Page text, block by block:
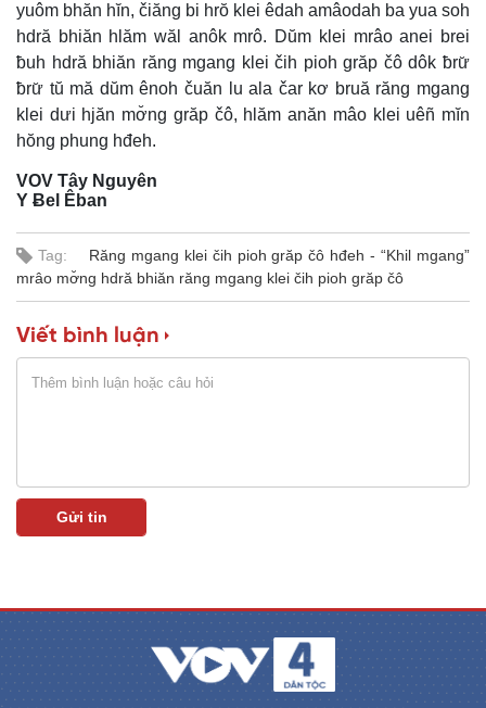
yuôm bhăn hĭn, čiăng bi hrŏ klei êdah amâodah ba yua soh
hdră bhiăn hlăm wăl anôk mrô. Dŭm klei mrâo anei brei
ƀuh hdră bhiăn răng mgang klei čih pioh grăp čô dôk ƀrư̆
ƀrư̆ tŭ mă dŭm ênoh čuăn lu ala čar kơ bruă răng mgang
klei dưi hjăn mơ̆ng grăp čô, hlăm anăn mâo klei uêñ mĭn
hŏng phung hđeh.
VOV Tây Nguyên
Y Ƀel Êban
Tag:
Răng mgang klei čih pioh grăp čô hđeh - “Khil mgang”
mrâo mơ̆ng hdră bhiăn răng mgang klei čih pioh grăp čô
Viết bình luận